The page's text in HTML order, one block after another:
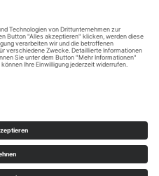
UNS
Nordfriesland